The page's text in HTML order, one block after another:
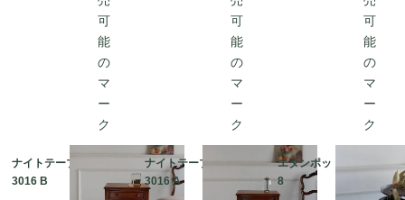
ナイトテーブル B Fc-
3016 B
ナイトテーブル A Fc-
3016 A
エタンポット Fc-303
8